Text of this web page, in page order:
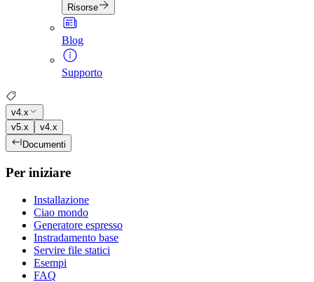
Risorse
Blog
Supporto
v4.x
v5.x
v4.x
Documenti
Per iniziare
Installazione
Ciao mondo
Generatore espresso
Instradamento base
Servire file statici
Esempi
FAQ